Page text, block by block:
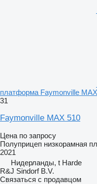
платформа Faymonville
31
Faymonville MAX 510
Цена по запросу
Полуприцеп низкорамная
2021
Нидерланды, t Harde
R&J Sindorf B.V.
Связаться с продавцом